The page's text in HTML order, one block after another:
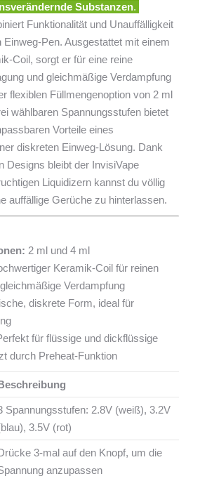
Substanzen.
Funktionalität und Unauffälligkeit
Pen. Ausgestattet mit einem
Coil, sorgt er für eine reine
und gleichmäßige Verdampfung
flexiblen Füllmengenoption von 2 ml
wählbaren Spannungsstufen bietet
Vorteile eines
diskreten Einweg-Lösung. Dank
Designs bleibt der InvisiVape
Liquidizern kannst du völlig
auffällige Gerüche zu hinterlassen.
2 ml und 4 ml
Keramik-Coil für reinen
Verdampfung
diskrete Form, ideal für
für flüssige und dickflüssige
durch Preheat-Funktion
Spannungsstufen: 2.8V (weiß), 3.2V
3.5V (rot)
3-mal auf den Knopf, um die
anzupassen